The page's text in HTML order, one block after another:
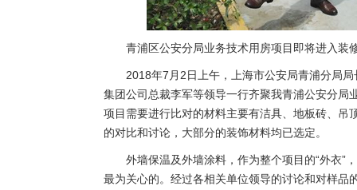
青浦区公安分局业务技术用房项目即将进入装
2018年7月2日上午，上海市公安局青浦分局
集团公司总裁李军等领导一行齐聚我青浦公安分局
项目需要进行比对的材料主要有洁具、地板砖、吊
的对比和讨论，大部分的装饰材料均已选定。
外墙保温及外墙涂料，作为整个项目的“外衣”
最为关心的。经过各相关单位领导的讨论和对样品